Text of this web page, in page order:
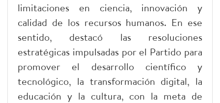
limitaciones en ciencia, innovación y
calidad de los recursos humanos. En ese
sentido, destacó las resoluciones
estratégicas impulsadas por el Partido para
promover el desarrollo científico y
tecnológico, la transformación digital, la
educación y la cultura, con la meta de